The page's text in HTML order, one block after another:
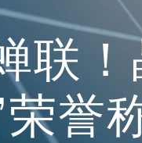
联
誉